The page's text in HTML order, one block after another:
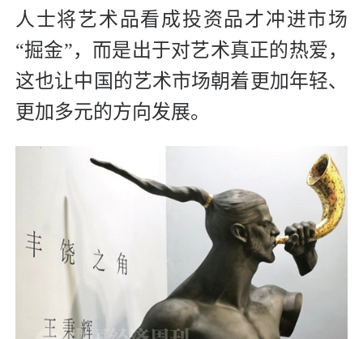
人士将艺术品看成投资品才冲进市场
“掘金”，而是出于对艺术真正的热爱，
这也让中国的艺术市场朝着更加年轻、
更加多元的方向发展。